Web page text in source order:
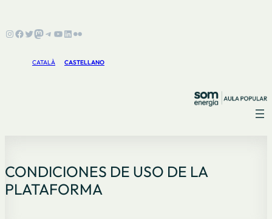
Instagram
Facebook
Twitter
Mastodon
Telegram
YouTube
LinkedIn
Flickr
CATALÀ CASTELLANO
CONDICIONES DE USO DE LA
PLATAFORMA